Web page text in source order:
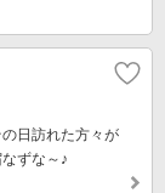
日訪れた方々が
ずな～♪